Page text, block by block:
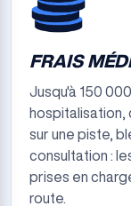
FRAIS
Jusqu'à 150
hospitalisation,
sur une piste,
consultation :
prises en
route.